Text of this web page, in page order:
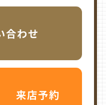
合わせ
来店予約